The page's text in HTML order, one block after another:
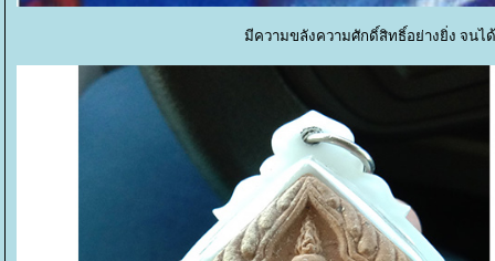
มีความขลังความศักดิ์สิทธิ์อย่างยิ่ง จนไ